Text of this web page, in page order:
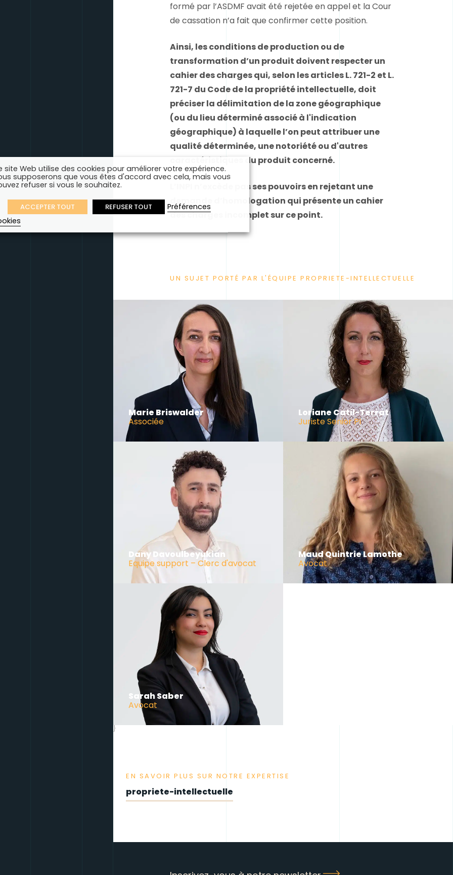
formé par l’ASDMF avait été rejetée en appel et la Cour
de cassation n’a fait que confirmer cette position.
Ainsi, les conditions de production ou de
transformation d’un produit doivent respecter un
cahier des charges qui, selon les articles L. 721-2 et L.
721-7 du Code de la propriété intellectuelle, doit
préciser la délimitation de la zone géographique
(ou du lieu déterminé associé à l'indication
géographique) à laquelle l’on peut attribuer une
qualité déterminée, une notoriété ou d'autres
caractéristiques du produit concerné.
L’INPI n’excède pas ses pouvoirs en rejetant une
demande d’homologation qui présente un cahier
des charges incomplet sur ce point.
UN SUJET PORTÉ PAR L'ÉQUIPE PROPRIETE-INTELLECTUELLE
Marie Briswalder
Associée
Loriane Catil-Terrat
Juriste Senior PI
Dany Davoulbeyukian
Equipe support – Clerc d'avocat
Maud Quintrie Lamothe
Avocat
Sarah Saber
Avocat
}
EN SAVOIR PLUS SUR NOTRE EXPERTISE
propriete-intellectuelle
site Web utilise des cookies pour améliorer votre expérience.
supposerons que vous êtes d'accord avec cela, mais vous
refuser si vous le souhaitez.
ACCEPTER TOUT REFUSER TOUT
Préférences